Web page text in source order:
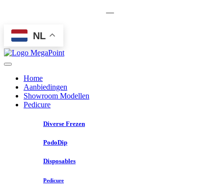
—
NL
Home
Aanbiedingen
Showroom Modellen
Pedicure
Diverse Frezen
PodoDip
Disposables
Pedicure